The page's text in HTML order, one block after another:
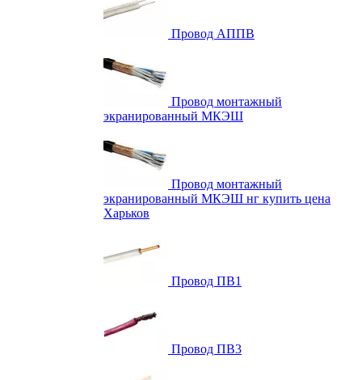
Провод АППВ
Провод монтажный
экранированный МКЭШ
Провод монтажный
экранированный МКЭШ нг купить цена
Харьков
Провод ПВ1
Провод ПВ3